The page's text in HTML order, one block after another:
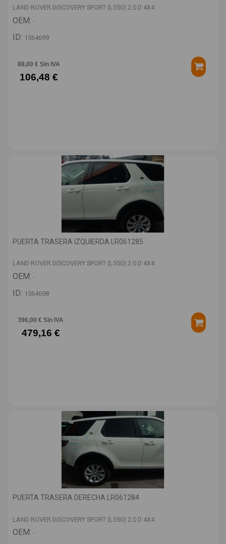
LAND ROVER DISCOVERY SPORT (L550) 2.0 D 4X4
OEM: -
ID: 1564699
88,00 € Sin IVA
106,48 €
PUERTA TRASERA IZQUIERDA LR061285
LAND ROVER DISCOVERY SPORT (L550) 2.0 D 4X4
OEM: -
ID: 1564698
396,00 € Sin IVA
479,16 €
PUERTA TRASERA DERECHA LR061284
LAND ROVER DISCOVERY SPORT (L550) 2.0 D 4X4
OEM: -